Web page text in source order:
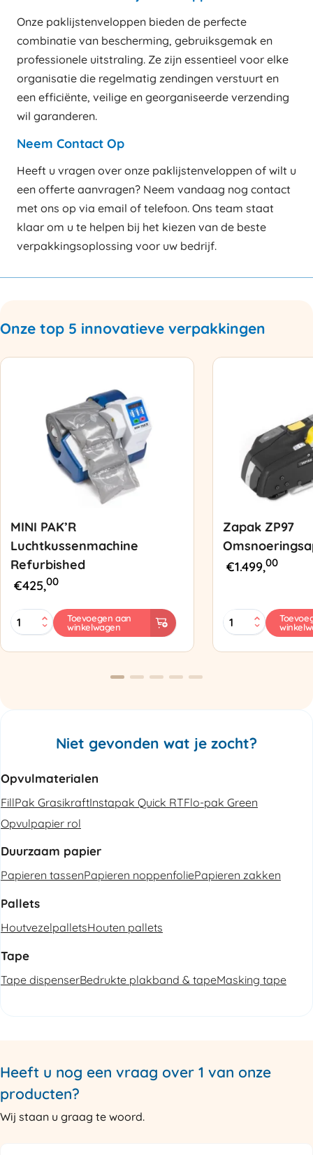
Onze paklijstenveloppen bieden de perfecte
combinatie van bescherming, gebruiksgemak en
professionele uitstraling. Ze zijn essentieel voor elke
organisatie die regelmatig zendingen verstuurt en
een efficiënte, veilige en georganiseerde verzending
wil garanderen.
Neem Contact Op
Heeft u vragen over onze paklijstenveloppen of wilt u
een offerte aanvragen? Neem vandaag nog contact
met ons op via email of telefoon. Ons team staat
klaar om u te helpen bij het kiezen van de beste
verpakkingsoplossing voor uw bedrijf.
Onze top 5 innovatieve verpakkingen
MINI PAK’R
Luchtkussenmachine
Refurbished
€425,00
MINI
PAK'R
Refurbished
Toevoegen aan
winkelwagen
Zapak ZP97
€1.499,00
Zapak
ZP97
aantal
Niet gevonden wat je zocht?
Opvulmaterialen
FillPak GrasikraftInstapak Quick RTFlo-pak Green
Opvulpapier rol
Duurzaam papier
Papieren tassenPapieren noppenfoliePapieren zakken
Pallets
HoutvezelpalletsHouten pallets
Tape
Tape dispenserBedrukte plakband & tapeMasking tape
Heeft u nog een vraag over 1 van onze
producten?
Wij staan u graag te woord.